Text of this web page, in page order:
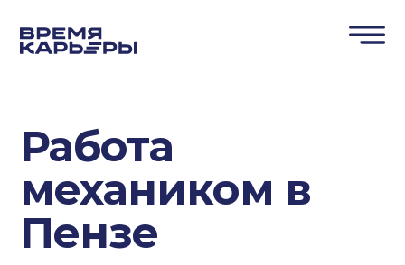
Работа
механиком в
Пензе